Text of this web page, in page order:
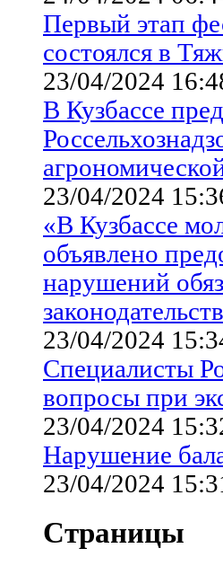
Первый этап
состоялся в
23/04/2024
В Кузбассе
23/04/2024
«В Кузбассе
объявлено
нарушений
23/04/2024
Специалисты
вопросы при
23/04/2024
Нарушение
23/04/2024
Страницы